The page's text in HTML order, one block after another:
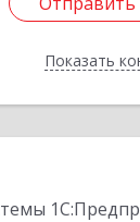
ПоказатьНазад